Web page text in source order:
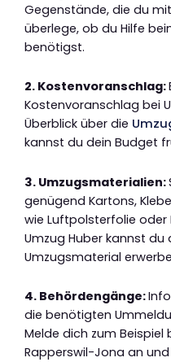
Gegenstände, die du
überlege, ob du Hilfe
benötigst.
2. Kostenvoranschlag:
Kostenvoranschlag bei
Überblick über die
kannst du dein Budget
3. Umzugsmaterialien:
genügend Kartons,
wie Luftpolsterfolie oder
Umzug Huber kannst du
Umzugsmaterial
4. Behördengänge:
die benötigten
Melde dich zum
Rapperswil-Jona an